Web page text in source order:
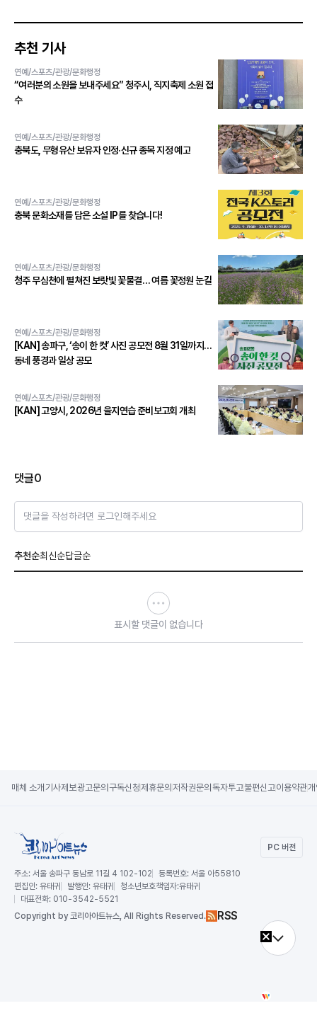
추천 기사
연예/스포츠/관광/문화행정
“여러분의 소원을 보내주세요” 청주시, 직지축제 소원 접
수
연예/스포츠/관광/문화행정
충북도, 무형유산 보유자 인정·신규 종목 지정 예고
연예/스포츠/관광/문화행정
충북 문화소재를 담은 소설 IP를 찾습니다!
연예/스포츠/관광/문화행정
청주 무심천에 펼쳐진 보랏빛 꽃물결… 여름 꽃정원 눈길
연예/스포츠/관광/문화행정
[KAN] 송파구, ‘송이 한 컷’ 사진 공모전 8월 31일까지…
동네 풍경과 일상 공모
연예/스포츠/관광/문화행정
[KAN] 고양시, 2026년 을지연습 준비보고회 개최
댓글0
댓글을 작성하려면 로그인해주세요
추천순최신순답글순
표시할 댓글이 없습니다
매체 소개 기사제보광고문의 구독신청제휴문의 저작권문의 독자투고불편신고이용약관
PC 버전
주소: 서울 송파구 동남로 11길 4 102-102 등록번호: 서울 아55810
편집인: 유태귀 발행인: 유태귀 청소년보호책임자:유태귀
대표전화: 010-3542-5521
Copyright by 코리아아트뉴스, All Rights Reserved. RSS